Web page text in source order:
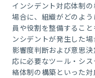
インシデント対応体制
場合に、組織がどのよ
員や役割を整備するこ
ンシデントが発生した
影響度判断および意思
応に必要なツール・シ
絡体制の構築といった対